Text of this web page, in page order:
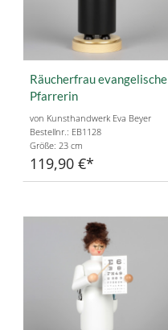
Räucherfrau evangelische
Pfarrerin
von Kunsthandwerk Eva Beyer
Bestellnr.: EB1128
Größe: 23 cm
119,90 €